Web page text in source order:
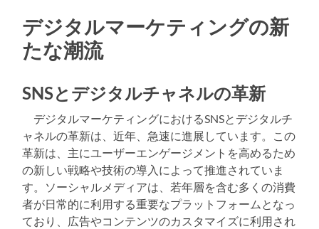
デジタルマーケティングの新
たな潮流
SNSとデジタルチャネルの革新
デジタルマーケティングにおけるSNSとデジタルチ
ャネルの革新は、近年、急速に進展しています。この
革新は、主にユーザーエンゲージメントを高めるため
の新しい戦略や技術の導入によって推進されていま
す。ソーシャルメディアは、若年層を含む多くの消費
者が日常的に利用する重要なプラットフォームとなっ
ており、広告やコンテンツのカスタマイズに利用され